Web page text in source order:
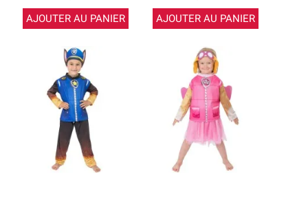
AJOUTER AU PANIER AJOUTER AU PANIER